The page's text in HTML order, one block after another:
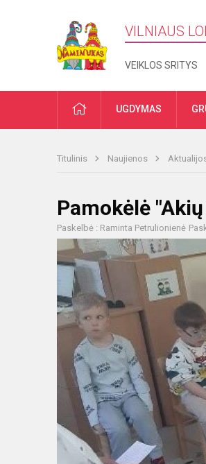
VILNIAUS
VEIKLOS SRITYS
PRADŽIAUGDYMAS
Titulinis Naujienos
Pamokėlė
Paskelbė : Raminta Petrulionienė